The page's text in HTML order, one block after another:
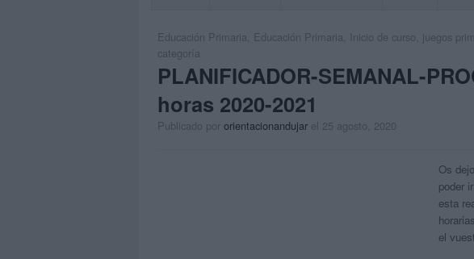
Educación Primaria Educación Primaria Inicio de curso juegos
categoría
PLANIFICADOR-SEMANAL-
horas 2020-2021
Publicado por orientacionandujar el 25 agosto, 2020
Os
poder
esta
el